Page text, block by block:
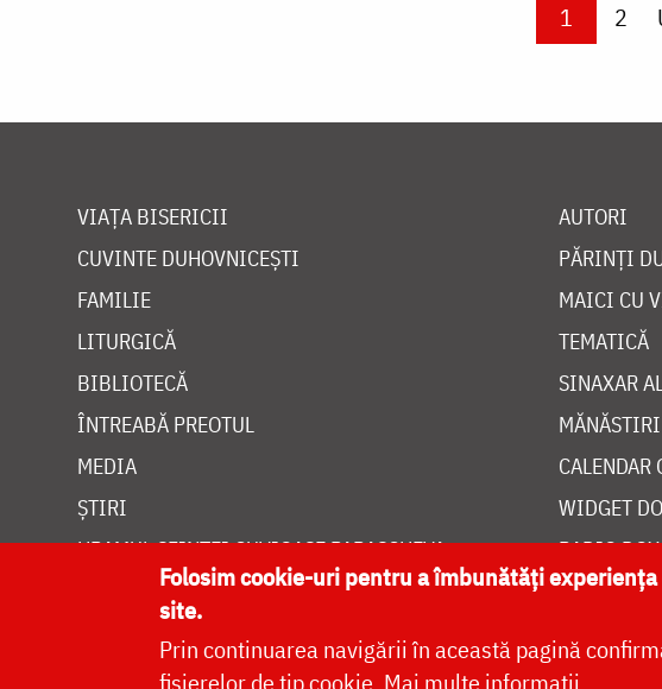
Current
1 Page
2
VIAȚA BISERICII
CUVINTE DUHOVNICEȘTI
FAMILIE
LITURGICĂ
BIBLIOTECĂ
ÎNTREABĂ PREOTUL
MEDIA
ȘTIRI
HRAMUL SFINTEI CUVIOASE PARASCHEVA
AUTORI
PĂRINȚI
MAICI CU
TEMATICĂ
SINAXAR
CALENDAR
WIDGET
RADIO
Folosim cookie-uri pentru a îmbunătăți
site.
Prin continuarea navigării în această pagină
fișierelor de tip cookie. Mai multe informații